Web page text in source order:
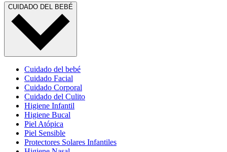
CUIDADO DEL BEBÉ
Cuidado del bebé
Cuidado Facial
Cuidado Corporal
Cuidado del Culito
Higiene Infantil
Higiene Bucal
Piel Atópica
Piel Sensible
Protectores Solares Infantiles